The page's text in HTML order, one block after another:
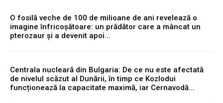
O fosilă veche de 100 de milioane de ani revelează o
imagine înfricoșătoare: un prădător care a mâncat un
pterozaur și a devenit apoi...
Centrala nucleară din Bulgaria: De ce nu este afectată
de nivelul scăzut al Dunării, în timp ce Kozlodui
funcționează la capacitate maximă, iar Cernavodă...